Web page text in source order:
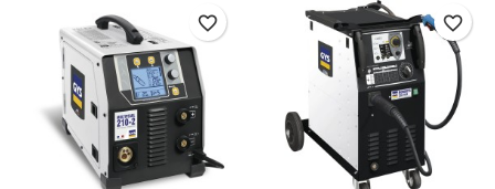
favorite_border favorite_border